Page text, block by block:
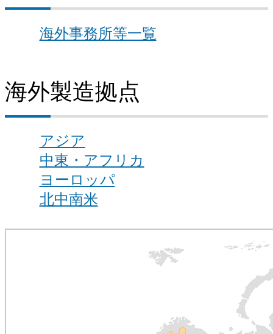
海外事務所等一覧
海外製造拠点
アジア
中東・アフリカ
ヨーロッパ
北中南米